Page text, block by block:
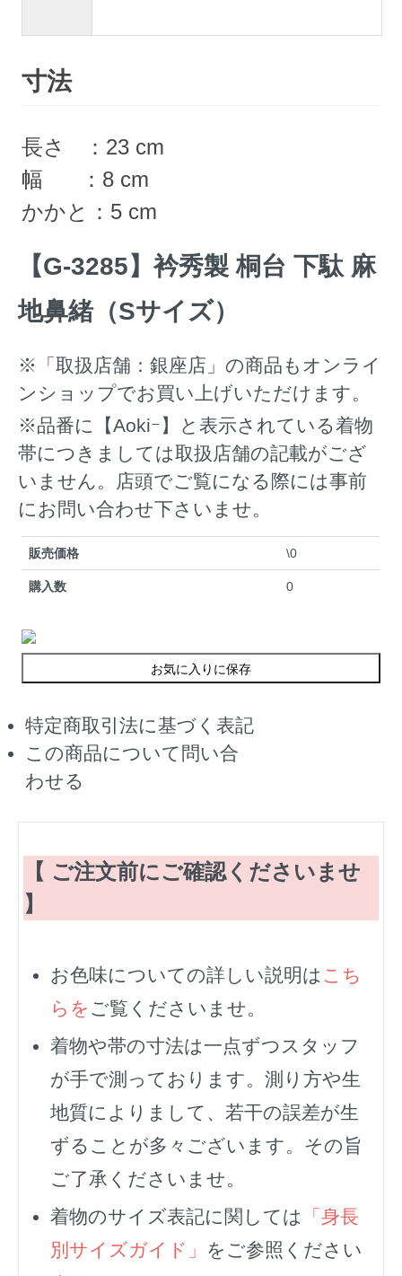
寸法
長さ ：23 cm
幅 ：8 cm
かかと：5 cm
【G-3285】衿秀製 桐台 下駄 麻
地鼻緒（Sサイズ）
※「取扱店舗：銀座店」の商品もオンライ
ンショップでお買い上げいただけます。
※品番に【Aokiｰ】と表示されている着物
帯につきましては取扱店舗の記載がござ
いません。店頭でご覧になる際には事前
にお問い合わせ下さいませ。
販売価格 \0
購入数 0
お気に入りに保存
特定商取引法に基づく表記
この商品について問い合
わせる
【 ご注文前にご確認くださいませ
】
お色味についての詳しい説明は こち
らを ご覧くださいませ。
着物や帯の寸法は一点ずつスタッフ
が手で測っております。測り方や生
地質によりまして、若干の誤差が生
ずることが多々ございます。その旨
ご了承くださいませ。
着物のサイズ表記に関しては
「身長
別サイズガイド」 をご参照ください